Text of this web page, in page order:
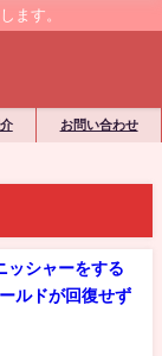
ます。
お問い合わせ
ッシャーをする
ルドが回復せず